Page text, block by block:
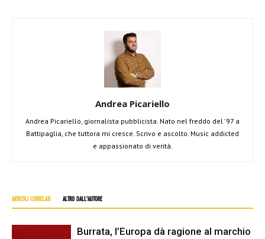
Andrea Picariello
Andrea Picariello, giornalista pubblicista. Nato nel freddo del '97 a
Battipaglia, che tuttora mi cresce. Scrivo e ascolto. Music addicted
e appassionato di verità.
ARTICOLI CORRELATI ALTRO DALL'AUTORE
Burrata, l’Europa dà ragione al marchio